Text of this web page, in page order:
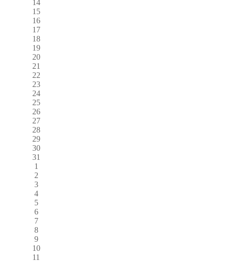
14
15
16
17
18
19
20
21
22
23
24
25
26
27
28
29
30
31
1
2
3
4
5
6
7
8
9
10
11